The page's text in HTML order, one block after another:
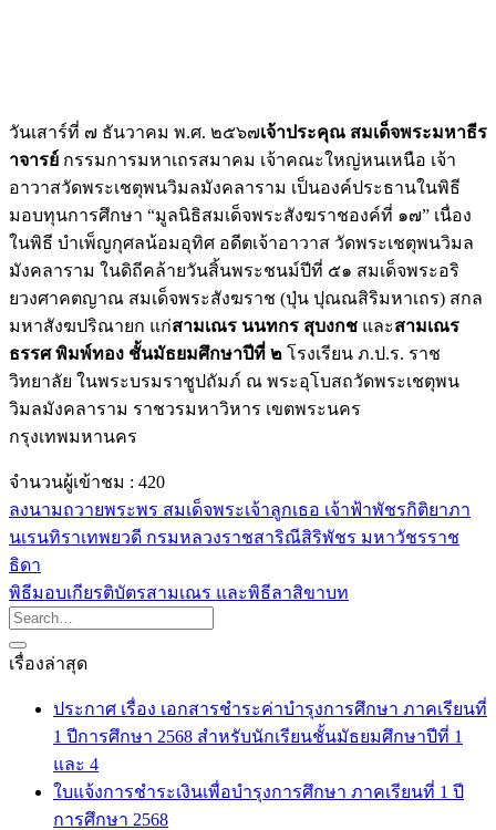
วันเสาร์ที่ ๗ ธันวาคม พ.ศ. ๒๕๖๗เจ้าประคุณ สมเด็จพระมหาธีร
าจารย์ กรรมการมหาเถรสมาคม เจ้าคณะใหญ่หนเหนือ เจ้า
อาวาสวัดพระเชตุพนวิมลมังคลาราม เป็นองค์ประธานในพิธี
มอบทุนการศึกษา “มูลนิธิสมเด็จพระสังฆราชองค์ที่ ๑๗” เนื่อง
ในพิธี บำเพ็ญกุศลน้อมอุทิศ อดีตเจ้าอาวาส วัดพระเชตุพนวิมล
มังคลาราม ในดิถีคล้ายวันสิ้นพระชนม์ปีที่ ๕๑ สมเด็จพระอริ
ยวงศาคตญาณ สมเด็จพระสังฆราช (ปุ่น ปุณณสิริมหาเถร) สกล
มหาสังฆปริณายก แก่สามเณร นนทกร สุบงกช และสามเณร
ธรรศ พิมพ์ทอง ชั้นมัธยมศึกษาปีที่ ๒ โรงเรียน ภ.ป.ร. ราช
วิทยาลัย ในพระบรมราชูปถัมภ์ ณ พระอุโบสถวัดพระเชตุพน
วิมลมังคลาราม ราชวรมหาวิหาร เขตพระนคร
กรุงเทพมหานคร
จำนวนผู้เข้าชม : 420
ลงนามถวายพระพร สมเด็จพระเจ้าลูกเธอ เจ้าฟ้าพัชรกิติยาภา
นเรนทิราเทพยวดี กรมหลวงราชสาริณีสิริพัชร มหาวัชรราช
ธิดา
พิธีมอบเกียรติบัตรสามเณร และพิธีลาสิขาบท
เรื่องล่าสุด
ประกาศ เรื่อง เอกสารชำระค่าบำรุงการศึกษา ภาคเรียนที่
1 ปีการศึกษา 2568 สำหรับนักเรียนชั้นมัธยมศึกษาปีที่ 1
และ 4
ใบแจ้งการชำระเงินเพื่อบำรุงการศึกษา ภาคเรียนที่ 1 ปี
การศึกษา 2568